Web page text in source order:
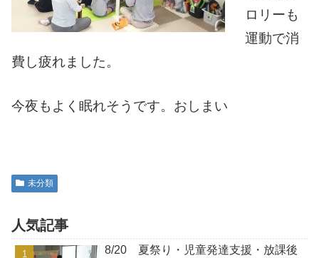
ロリーも
運動で消
費し疲れました。
今夜もよく眠れそうです。おしまい
未分類
人気記事
8/20 夏祭り・児童発達支援・放課後